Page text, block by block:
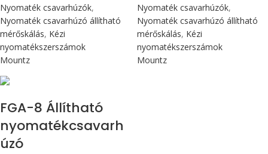
Nyomaték csavarhúzók,
Nyomaték csavarhúzó állítható
mérőskálás, Kézi
nyomatékszerszámok
Mountz
Nyomaték csavarhúzók,
Nyomaték csavarhúzó állítható
mérőskálás, Kézi
nyomatékszerszámok
Mountz
FGA-8 Állítható
nyomatékcsavarh
úzó